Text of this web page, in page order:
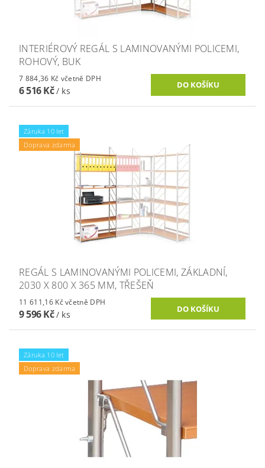
INTERIÉROVÝ REGÁL S LAMINOVANÝMI POLICEMI,
ROHOVÝ, BUK
7 884,36 Kč včetně DPH
6 516 Kč/ ks
Záruka 10 let
Doprava zdarma
REGÁL S LAMINOVANÝMI POLICEMI, ZÁKLADNÍ,
2030 X 800 X 365 MM, TŘEŠEŇ
11 611,16 Kč včetně DPH
9 596 Kč/ ks
Záruka 10 let
Doprava zdarma